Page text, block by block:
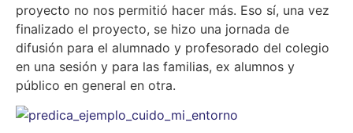
proyecto no nos permitió hacer más. Eso sí, una vez
finalizado el proyecto, se hizo una jornada de
difusión para el alumnado y profesorado del colegio
en una sesión y para las familias, ex alumnos y
público en general en otra.